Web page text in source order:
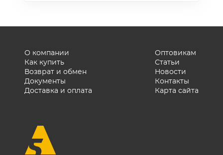
на единицу оборудования в
сокращают этот объём на
30–40% за счёт большей
эффективности протирки.
О компании
Как купить
Возврат и обмен
Документы
Доставка и оплата
Оптовикам
Статьи
Новости
Контакты
Карта сайта